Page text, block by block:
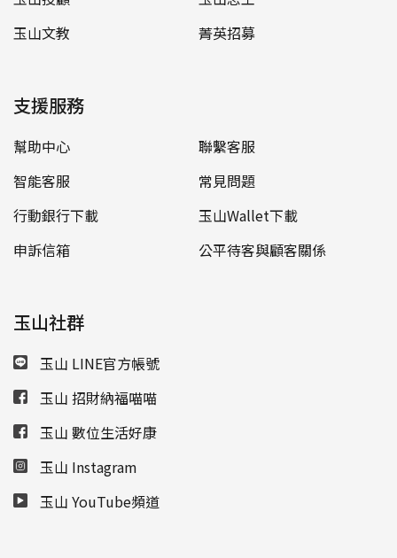
玉山文教
菁英招募
支援服務
幫助中心
聯繫客服
智能客服
常見問題
行動銀行下載
玉山Wallet下載
申訴信箱
公平待客與顧客關係
玉山社群
玉山 LINE官方帳號
玉山 招財納福喵喵
玉山 數位生活好康
玉山 Instagram
玉山 YouTube頻道